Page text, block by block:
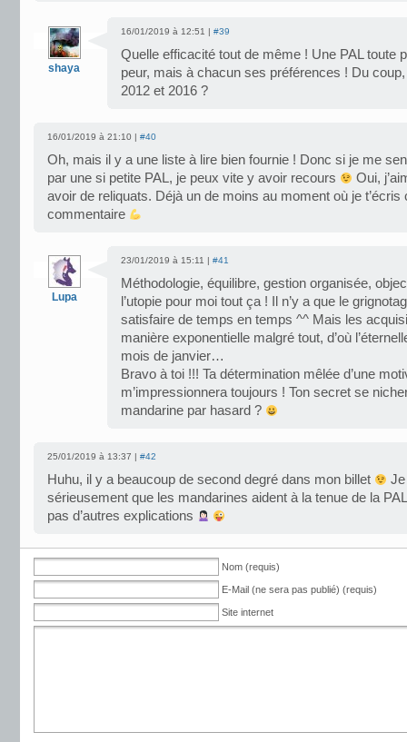
shaya
16/01/2019 à 12:51 | #39
Quelle efficacité tout de même ! Une PAL toute
peur, mais à chacun ses préférences ! Du
2012 et 2016 ?
16/01/2019 à 21:10 | #40
Oh, mais il y a une liste à lire bien fournie ! Donc si je me
par une si petite PAL, je peux vite y avoir recours
Oui,
avoir de reliquats. Déjà un de moins au moment où je t’écris
commentaire
Lupa
23/01/2019 à 15:11 | #41
Méthodologie, équilibre, gestion organisée,
l’utopie pour moi tout ça ! Il n’y a que le
satisfaire de temps en temps ^^ Mais les
manière exponentielle malgré tout, d’où
mois de janvier…
Bravo à toi !!! Ta détermination mêlée d’une
m’impressionnera toujours ! Ton secret se
mandarine par hasard ?
25/01/2019 à 13:37 | #42
Huhu, il y a beaucoup de second degré dans mon billet
sérieusement que les mandarines aident à la tenue de la
pas d’autres explications
Nom (requis)
E-Mail (ne sera pas publié) (requis)
Site internet